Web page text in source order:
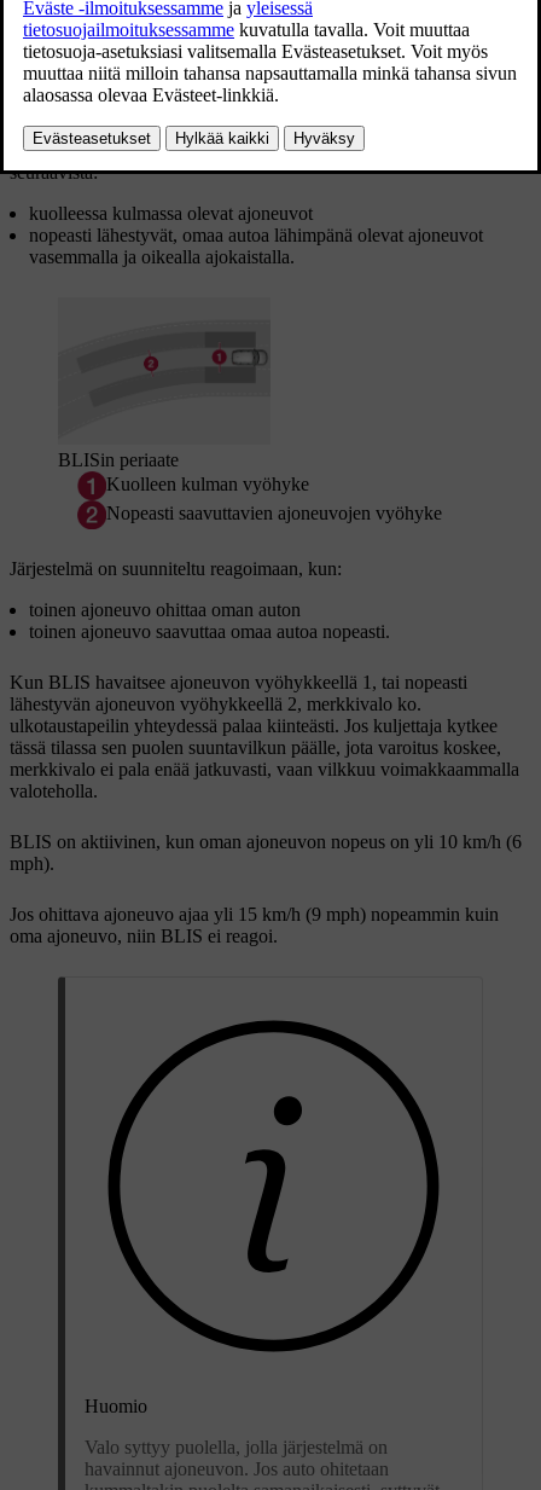
BLIS-valon sijainti
BLIS on kuljettajan apuväline, joka on tarkoitettu varoittamaan
seuraavista:
kuolleessa kulmassa olevat ajoneuvot
nopeasti lähestyvät, omaa autoa lähimpänä olevat ajoneuvot
vasemmalla ja oikealla ajokaistalla.
BLISin periaate
Kuolleen kulman vyöhyke
Nopeasti saavuttavien ajoneuvojen vyöhyke
Järjestelmä on suunniteltu reagoimaan, kun:
toinen ajoneuvo ohittaa oman auton
toinen ajoneuvo saavuttaa omaa autoa nopeasti.
Kun BLIS havaitsee ajoneuvon vyöhykkeellä 1 , tai nopeasti
lähestyvän ajoneuvon vyöhykkeellä 2, merkkivalo ko.
ulkotaustapeilin yhteydessä palaa kiinteästi. Jos kuljettaja kytkee
tässä tilassa sen puolen suuntavilkun päälle, jota varoitus koskee,
merkkivalo ei pala enää jatkuvasti, vaan vilkkuu voimakkaammalla
valoteholla.
BLIS on aktiivinen, kun oman ajoneuvon nopeus on yli 10 km/h (6
mph).
Jos ohittava ajoneuvo ajaa yli 15 km/h (9 mph) nopeammin kuin
oma ajoneuvo, niin BLIS ei reagoi.
Huomio
Valo syttyy puolella, jolla järjestelmä on
havainnut ajoneuvon. Jos auto ohitetaan